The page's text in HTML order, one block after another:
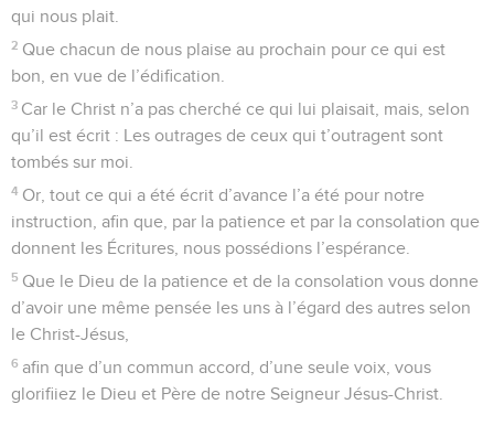
qui nous plait.
2 Que chacun de nous plaise au prochain pour ce qui est
bon, en vue de l’édification.
3 Car le Christ n’a pas cherché ce qui lui plaisait, mais, selon
qu’il est écrit : Les outrages de ceux qui t’outragent sont
tombés sur moi.
4 Or, tout ce qui a été écrit d’avance l’a été pour notre
instruction, afin que, par la patience et par la consolation que
donnent les Écritures, nous possédions l’espérance.
5 Que le Dieu de la patience et de la consolation vous donne
d’avoir une même pensée les uns à l’égard des autres selon
le Christ-Jésus,
6 afin que d’un commun accord, d’une seule voix, vous
glorifiiez le Dieu et Père de notre Seigneur Jésus-Christ.